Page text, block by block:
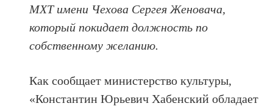
МХТ имени Чехова Сергея Женовача,
который покидает должность по
собственному желанию.
Как сообщает министерство культуры,
«Константин Юрьевич Хабенский обладает